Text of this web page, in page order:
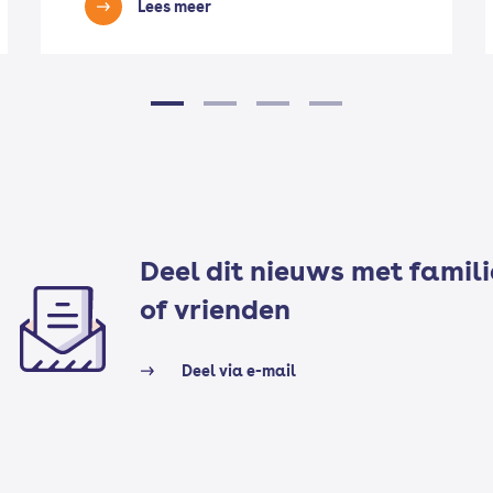
Lees meer
Deel dit nieuws met
of vrienden
Deel via e-mail